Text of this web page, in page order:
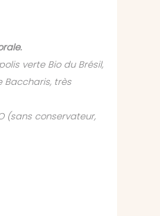
verte Bio du Brésil,
Baccharis, très
(sans conservateur,